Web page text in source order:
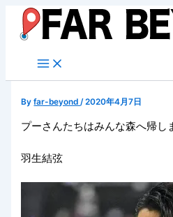
キ
Byfar-beyond/2020年4月7日
プーさんたちはみんな森へ帰し
羽生結弦